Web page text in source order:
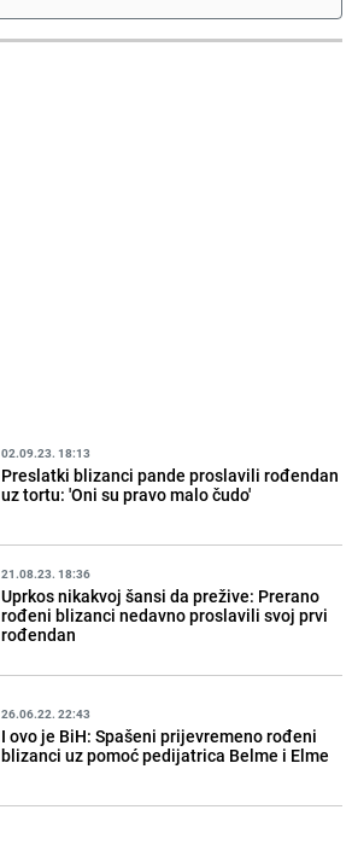
02.09.23. 18:13
Preslatki blizanci pande proslavili rođendan
uz tortu: 'Oni su pravo malo čudo'
21.08.23. 18:36
Uprkos nikakvoj šansi da prežive: Prerano
rođeni blizanci nedavno proslavili svoj prvi
rođendan
26.06.22. 22:43
I ovo je BiH: Spašeni prijevremeno rođeni
blizanci uz pomoć pedijatrica Belme i Elme